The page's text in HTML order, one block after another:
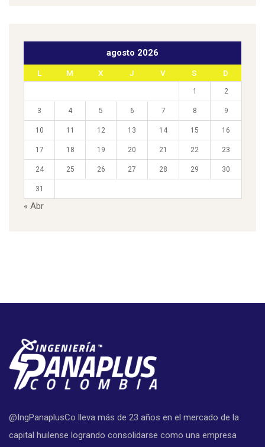
agosto 2026
L M X J V S D
1 2
3 4 5 6 7 8 9
10 11 12 13 14 15 16
17 18 19 20 21 22 23
24 25 26 27 28 29 30
31
« Abr
@IngPanaplusCo lleva más de 23 años en el mercado de la
capital huilense logrando consolidarse como una empresa